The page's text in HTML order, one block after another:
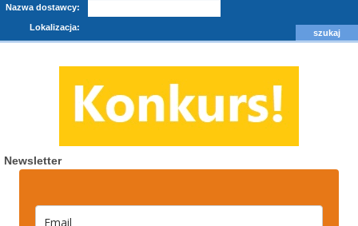
Nazwa dostawcy:
Lokalizacja:
Newsletter